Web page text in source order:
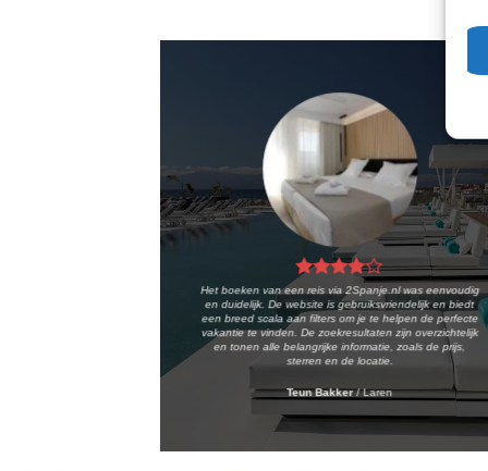
Het boeken van een reis via 2Spanje.nl was eenvoudig
en duidelijk. De website is gebruiksvriendelijk en biedt
een breed scala aan filters om je te helpen de perfecte
vakantie te vinden. De zoekresultaten zijn overzichtelijk
en tonen alle belangrijke informatie, zoals de prijs,
sterren en de locatie.
Teun Bakker /Laren